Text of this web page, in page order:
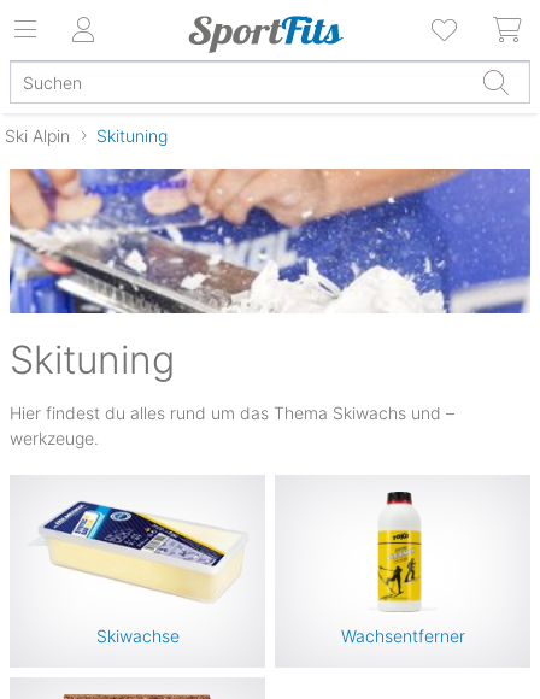
Ski Alpin Skituning
Skituning
Hier findest du alles rund um das Thema Skiwachs und –
werkzeuge.
Skiwachse Wachsentferner